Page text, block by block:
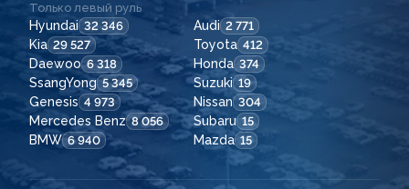
Только левый руль
Hyundai 32 346 Audi 2 771
Kia 29 527 Toyota 412
Daewoo 6 318 Honda 374
SsangYong 5 345 Suzuki 19
Genesis 4 973 Nissan 304
Mercedes Benz 8 056 Subaru 15
BMW 6 940 Mazda 15